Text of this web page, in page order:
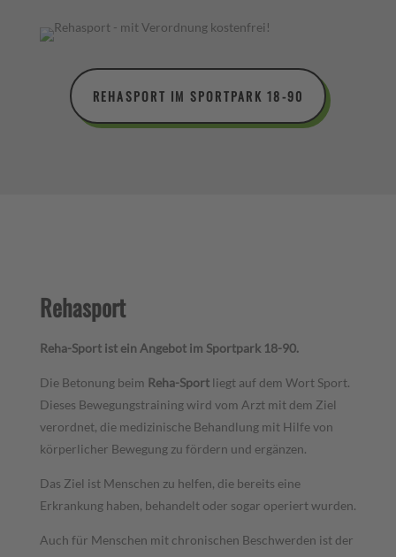
REHASPORT IM SPORTPARK 18-90
Rehasport
Reha-Sport ist ein Angebot im Sportpark 18-90.
Die Betonung beim Reha-Sportliegt auf dem Wort Sport.
Dieses Bewegungstraining wird vom Arzt mit dem Ziel
verordnet, die medizinische Behandlung mit Hilfe von
körperlicher Bewegung zu fördern und ergänzen.
Das Ziel ist Menschen zu helfen, die bereits eine
Erkrankung haben, behandelt oder sogar operiert wurden.
Auch für Menschen mit chronischen Beschwerden ist der